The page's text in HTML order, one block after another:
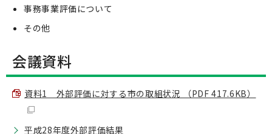
事務事業評価について
その他
会議資料
資料1 外部評価に対する市の取組状況 （PDF 417.6KB）
平成28年度外部評価結果